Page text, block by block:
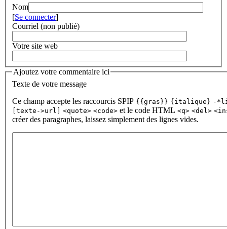
Nom
[Se connecter]
Courriel (non publié)
Votre site web
Ajoutez votre commentaire ici
Texte de votre message
Ce champ accepte les raccourcis SPIP {{gras}} {italique} -
[texte->url]
<quote> <code> et le code HTML <q> <del>
créer des paragraphes, laissez simplement des lignes vides.